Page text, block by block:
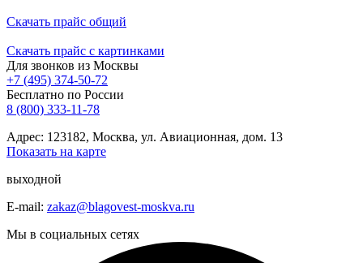
Скачать прайс общий
Скачать прайс с картинками
Для звонков из Москвы
+7 (495) 374-50-72
Бесплатно по России
8 (800) 333-11-78
Адрес: 123182, Москва, ул. Авиационная, дом. 13
Показать на карте
выходной
E-mail: zakaz@blagovest-moskva.ru
Мы в социальных сетях